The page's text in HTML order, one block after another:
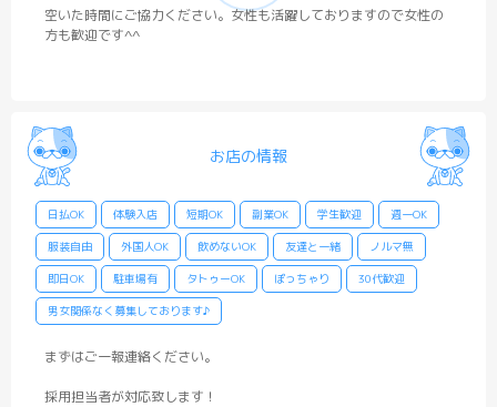
空いた時間にご協力ください。女性も活躍しておりますので女性の
方も歓迎です^^
お店の情報
日払OK 体験入店 短期OK 副業OK 学生歓迎 週一OK
服装自由 外国人OK 飲めないOK 友達と一緒 ノルマ無
即日OK 駐車場有 タトゥーOK ぽっちゃり 30代歓迎
男女関係なく募集しております♪
まずはご一報連絡ください。
採用担当者が対応致します！